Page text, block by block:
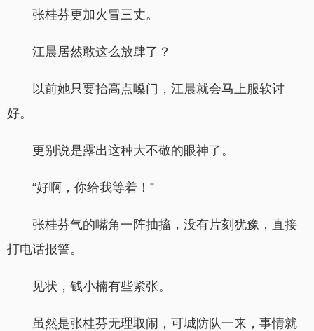
张桂芬更加火冒三丈。
江晨居然敢这么放肆了？
以前她只要抬高点嗓门，江晨就会马上服软讨
好。
更别说是露出这种大不敬的眼神了。
“好啊，你给我等着！”
张桂芬气的嘴角一阵抽搐，没有片刻犹豫，直接
打电话报警。
见状，钱小楠有些紧张。
虽然是张桂芬无理取闹，可城防队一来，事情就